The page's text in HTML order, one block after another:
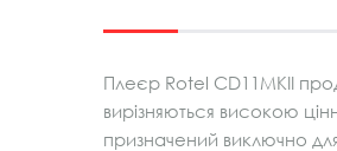
Плеєр Rotel CD11MKII
вирізняються високою
призначений виключно